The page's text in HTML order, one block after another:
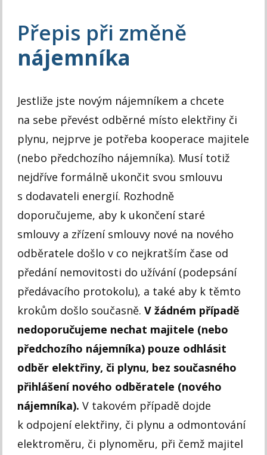
Přepis při změně
nájemníka
Jestliže jste novým nájemníkem a chcete
na sebe převést odběrné místo elektřiny či
plynu, nejprve je potřeba kooperace majitele
(nebo předchozího nájemníka). Musí totiž
nejdříve formálně ukončit svou smlouvu
s dodavateli energií. Rozhodně
doporučujeme, aby k ukončení staré
smlouvy a zřízení smlouvy nové na nového
odběratele došlo v co nejkratším čase od
předání nemovitosti do užívání (podepsání
předávacího protokolu), a také aby k těmto
krokům došlo současně.V žádném případě
nedoporučujeme nechat majitele (nebo
předchozího nájemníka) pouze odhlásit
odběr elektřiny, či plynu, bez současného
přihlášení nového odběratele (nového
nájemníka). V takovém případě dojde
k odpojení elektřiny, či plynu a odmontování
elektroměru, či plynoměru, při čemž majitel